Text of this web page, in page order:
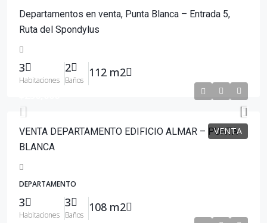
Departamentos en venta, Punta Blanca – Entrada 5,
Ruta del Spondylus
3
Habitaciones
2
Baños
112 m2
VENTA
VENTA DEPARTAMENTO EDIFICIO ALMAR – PUNTA
BLANCA
DEPARTAMENTO
3
Habitaciones
3
Baños
108 m2